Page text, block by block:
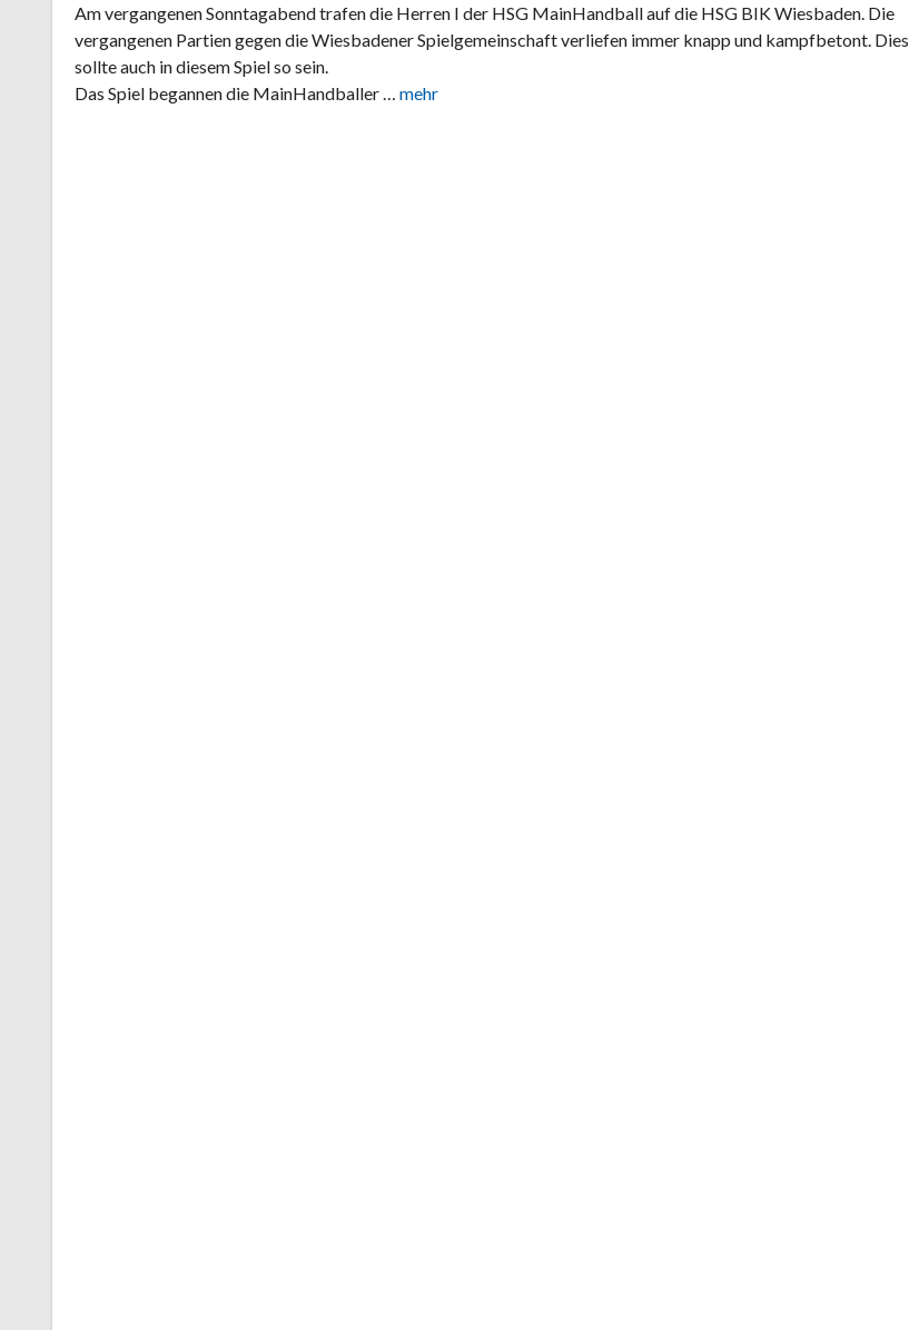
Am vergangenen Sonntagabend trafen die Herren I der HSG MainHandball auf die HSG BIK Wiesbaden. Die
vergangenen Partien gegen die Wiesbadener Spielgemeinschaft verliefen immer knapp und kampfbetont. Dies
sollte auch in diesem Spiel so sein.
Das Spiel begannen die MainHandballer … mehr